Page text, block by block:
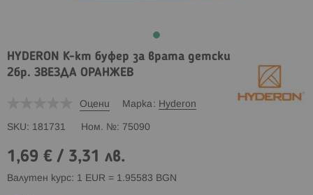
HYDERON К-кт буфер за врата детски
2бр. ЗВЕЗДА ОРАНЖЕВ
Оцени Марка Hyderon
SKU 181731 Ном. № 75090
1,69 € / 3,31 лв.
Валутен курс: 1 EUR = 1.95583 BGN